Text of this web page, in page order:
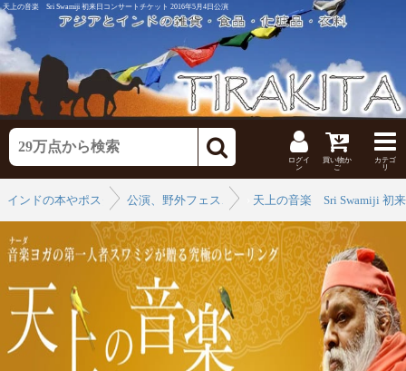
天上の音楽 Sri Swamiji 初来日コンサートチケット 2016年5月4日公演
ログイ
ン
買い物か
ご
カテゴ
リ
インドの本やポスター 公演、野外フェス、クラブイベントチケットの通販
天上の音楽 Sri Swamiji 初